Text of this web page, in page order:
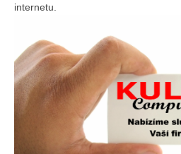
internetu.